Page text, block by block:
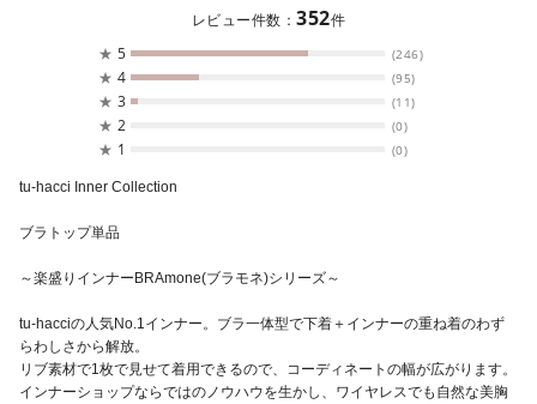
レビュー件数：352件
★ 5 (246)
★ 4 (95)
★ 3 (11)
★ 2 (0)
★ 1 (0)
tu-hacci Inner Collection
ブラトップ単品
～楽盛りインナーBRAmone(ブラモネ)シリーズ～
tu-hacciの人気No.1インナー。ブラ一体型で下着＋インナーの重ね着のわず
らわしさから解放。
リブ素材で1枚で見せて着用できるので、コーディネートの幅が広がります。
インナーショップならではのノウハウを生かし、ワイヤレスでも自然な美胸